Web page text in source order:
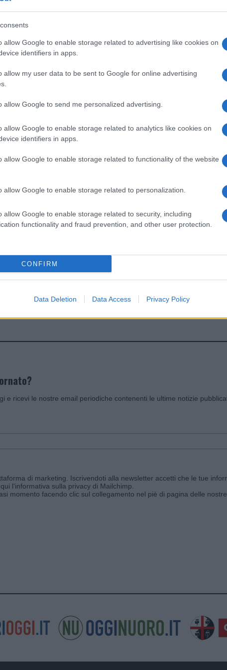
allow Google to enable storage related to advertising like cookies on
identifiers in apps.
allow my user data to be sent to Google for online advertising
allow Google to send me personalized advertising.
allow Google to enable storage related to analytics like cookies on
identifiers in apps.
allow Google to enable storage related to functionality of the website
allow Google to enable storage related to personalization.
allow Google to enable storage related to security, including
functionality and fraud prevention, and other user protection.
CONFIRM
Data Deletion Data Access Privacy Policy
di GalluraOggi.it
i tuoi video e le tue foto
+39 345 356 7512
news daGoogle News
e ricevi le nostre email periodiche contenenti le ultime notizie
di marketing. Iscrivendoti alla newsletter accetti che le tue
l'informativa sulla privacy di Mailchimp
momento facendo clic sul collegamento nel piè di pagina delle nostre